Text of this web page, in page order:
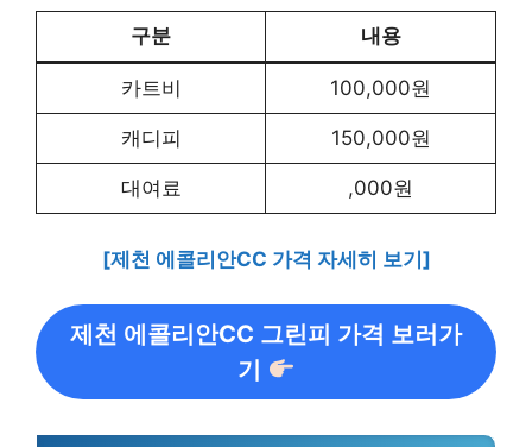
구분 내용
카트비 100,000원
캐디피 150,000원
대여료 ,000원
[제천 에콜리안CC 가격 자세히 보기]
제천 에콜리안CC 그린피 가격 보러가
기